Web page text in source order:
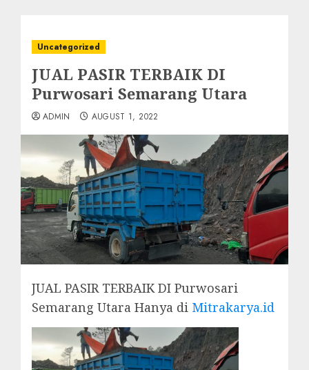
Uncategorized
JUAL PASIR TERBAIK DI
Purwosari Semarang Utara
ADMIN AUGUST 1, 2022
JUAL PASIR TERBAIK DI Purwosari
Semarang Utara Hanya di Mitrakarya.id